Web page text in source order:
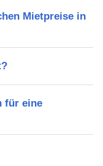
Mietpreise in
für eine